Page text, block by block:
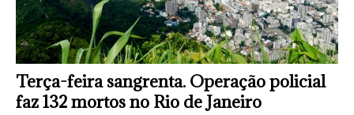
Terça-feira sangrenta. Operação policial
faz 132 mortos no Rio de Janeiro